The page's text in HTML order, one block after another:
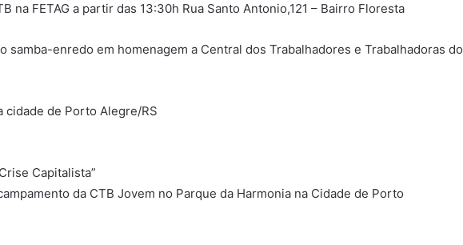
na FETAG a partir das 13:30h Rua Santo Antonio,121 – Bairro Floresta
samba-enredo em homenagem a Central dos Trabalhadores e Trabalhadoras do
cidade de Porto Alegre/RS
Capitalista”
da CTB Jovem no Parque da Harmonia na Cidade de Porto